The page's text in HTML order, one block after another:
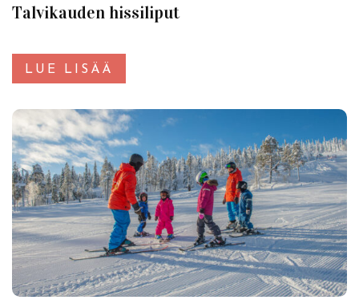
Talvikauden hissiliput
LUE LISÄÄ